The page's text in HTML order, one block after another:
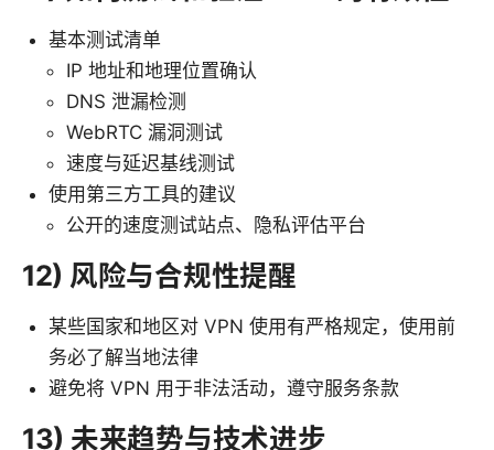
基本测试清单
IP 地址和地理位置确认
DNS 泄漏检测
WebRTC 漏洞测试
速度与延迟基线测试
使用第三方工具的建议
公开的速度测试站点、隐私评估平台
12) 风险与合规性提醒
某些国家和地区对 VPN 使用有严格规定，使用前
务必了解当地法律
避免将 VPN 用于非法活动，遵守服务条款
13) 未来趋势与技术进步